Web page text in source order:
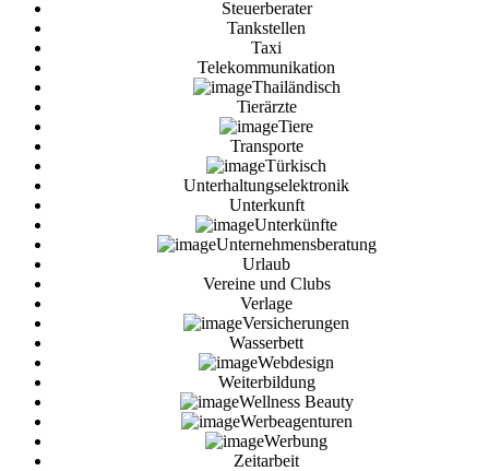
Steuerberater
Tankstellen
Taxi
Telekommunikation
Thailändisch
Tierärzte
Tiere
Transporte
Türkisch
Unterhaltungselektronik
Unterkunft
Unterkünfte
Unternehmensberatung
Urlaub
Vereine und Clubs
Verlage
Versicherungen
Wasserbett
Webdesign
Weiterbildung
Wellness Beauty
Werbeagenturen
Werbung
Zeitarbeit